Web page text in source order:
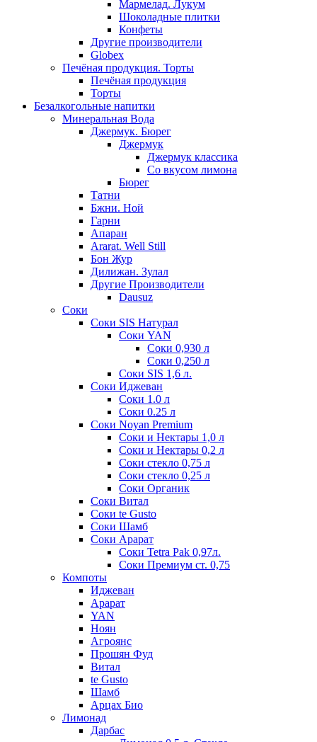
Мармелад. Лукум
Шоколадные плитки
Конфеты
Другие производители
Globex
Печёная продукция. Торты
Печёная продукция
Торты
Безалкогольные напитки
Минеральная Вода
Джермук. Бюрег
Джермук
Джермук классика
Со вкусом лимона
Бюрег
Татни
Бжни. Ной
Гарни
Апаран
Ararat. Well Still
Бон Жур
Дилижан. Зулал
Другие Производители
Dausuz
Соки
Соки SIS Натурал
Соки YAN
Соки 0,930 л
Соки 0,250 л
Соки SIS 1,6 л.
Соки Иджеван
Соки 1.0 л
Соки 0.25 л
Соки Noyan Premium
Соки и Нектары 1,0 л
Соки и Нектары 0,2 л
Соки стекло 0,75 л
Соки стекло 0,25 л
Соки Органик
Соки Витал
Соки te Gusto
Соки Шамб
Соки Арарат
Соки Tetra Pak 0,97л.
Соки Премиум ст. 0,75
Компоты
Иджеван
Арарат
YAN
Ноян
Агроянс
Прошян Фуд
Витал
te Gusto
Шамб
Арцах Био
Лимонад
Дарбас